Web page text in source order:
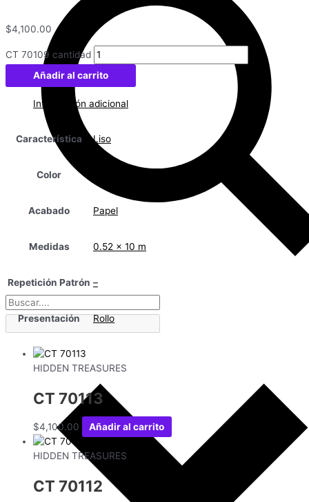
$4,100.00
CT 70109 cantidad
Añadir al carrito
Información adicional
Característica Liso
Color
Acabado Papel
Medidas 0.52 x 10 m
Repetición Patrón –
Presentación Rollo
HIDDEN TREASURES
CT 70113
$4,100.00 Añadir al carrito
HIDDEN TREASURES
CT 70112